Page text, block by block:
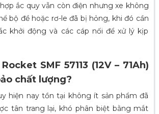
ắc quy vẫn còn điện nhưng xe không
bộ đề hoặc rơ-le đã bị hỏng, khi đó cần
khởi động và các cáp nối để xử lý kịp
SMF 57113 (12V – 71Ah)
chất lượng?
hiện nay tồn tại không ít sản phẩm đã
tân trang lại, khó phân biệt bằng mắt